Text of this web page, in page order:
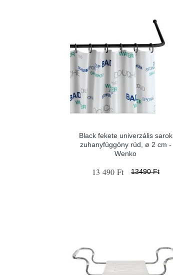
Black fekete univerzális sarok
zuhanyfüggöny rúd, ø 2 cm -
Wenko
13 490 Ft 13490 Ft